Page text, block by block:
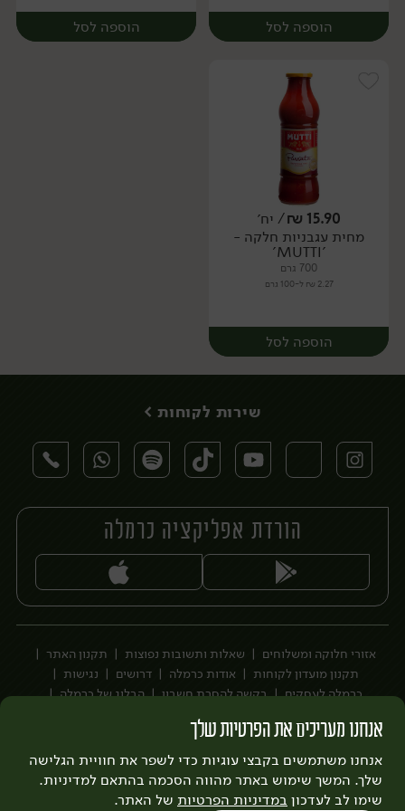
הוספה לסל
יח׳
הוספה לסל
15.90
₪/ יח׳
מחית עגבניות חלקה -
'MUTTI'
700 גרם
2.27 ₪ ל-100 גרם
הוספה לסל
יח׳
אנחנו מעריכים את הפרטיות שלך
אנחנו משתמשים בקבצי עוגיות כדי לשפר את חוויית הגלישה
שלך. המשך שימוש באתר מהווה הסכמה בהתאם למדיניות.
שימו לב לעדכון במדיניות הפרטיות של האתר.
שירות לקוחות >
הורדת אפליקציה כרמלה
אזורי חלוקה ומשלוחים שאלות ותשובות נפוצות
תקנון האתר
תקנון מועדון לקוחות
אודות כרמלה דרושים
נגישות
כרמלה לעסקים
בקשה להסרת חשבון
הבלוג של כרמלה
עיצוב:3bearsפיתוח:Quatro